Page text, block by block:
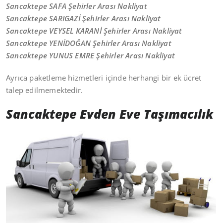
Sancaktepe SAFA Şehirler Arası Nakliyat
Sancaktepe SARIGAZİ Şehirler Arası Nakliyat
Sancaktepe VEYSEL KARANİ Şehirler Arası Nakliyat
Sancaktepe YENİDOĞAN Şehirler Arası Nakliyat
Sancaktepe YUNUS EMRE Şehirler Arası Nakliyat
Ayrıca paketleme hizmetleri içinde herhangi bir ek ücret
talep edilmemektedir.
Sancaktepe Evden Eve Taşımacılık